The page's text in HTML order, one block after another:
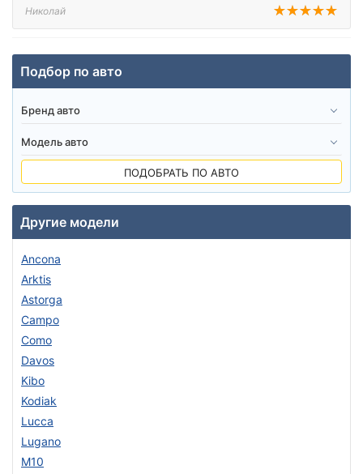
Николай
Подбор по авто
ПОДОБРАТЬ ПО АВТО
Другие модели
Ancona
Arktis
Astorga
Campo
Como
Davos
Kibo
Kodiak
Lucca
Lugano
M10